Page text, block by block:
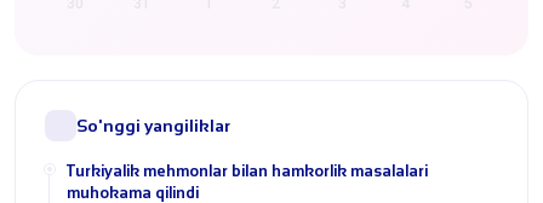
So'nggi yangiliklar
Turkiyalik mehmonlar bilan hamkorlik masalalari
muhokama qilindi